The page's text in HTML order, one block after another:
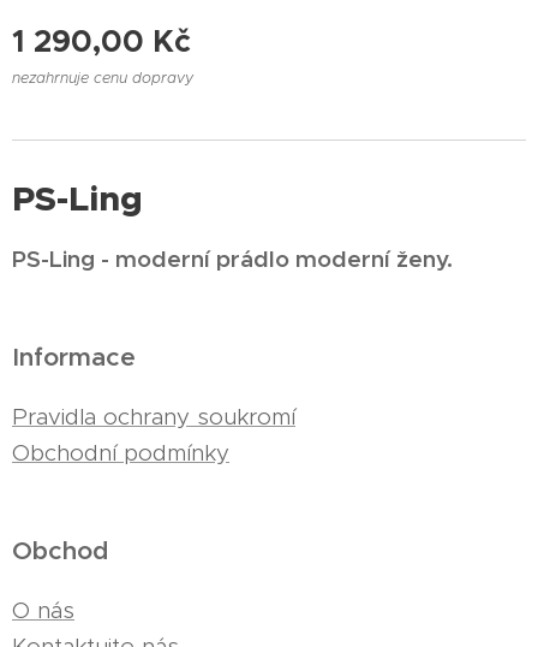
1 290,00 Kč
nezahrnuje cenu dopravy
PS-Ling
PS-Ling - moderní prádlo moderní ženy.
Informace
Pravidla ochrany soukromí
Obchodní podmínky
Obchod
O nás